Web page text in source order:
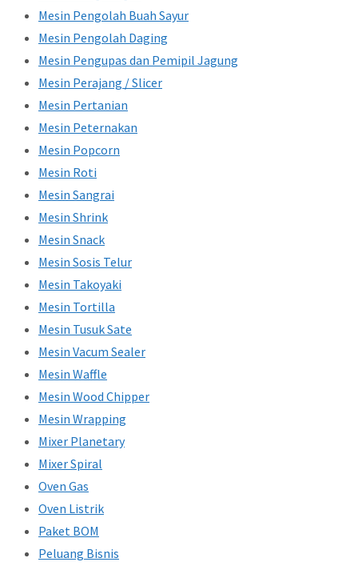
Mesin Pengolah Buah Sayur
Mesin Pengolah Daging
Mesin Pengupas dan Pemipil Jagung
Mesin Perajang / Slicer
Mesin Pertanian
Mesin Peternakan
Mesin Popcorn
Mesin Roti
Mesin Sangrai
Mesin Shrink
Mesin Snack
Mesin Sosis Telur
Mesin Takoyaki
Mesin Tortilla
Mesin Tusuk Sate
Mesin Vacum Sealer
Mesin Waffle
Mesin Wood Chipper
Mesin Wrapping
Mixer Planetary
Mixer Spiral
Oven Gas
Oven Listrik
Paket BOM
Peluang Bisnis